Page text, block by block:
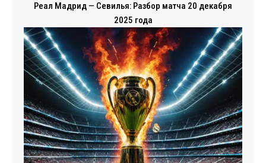
Реал Мадрид — Севилья: Разбор матча 20 декабря
2025 года